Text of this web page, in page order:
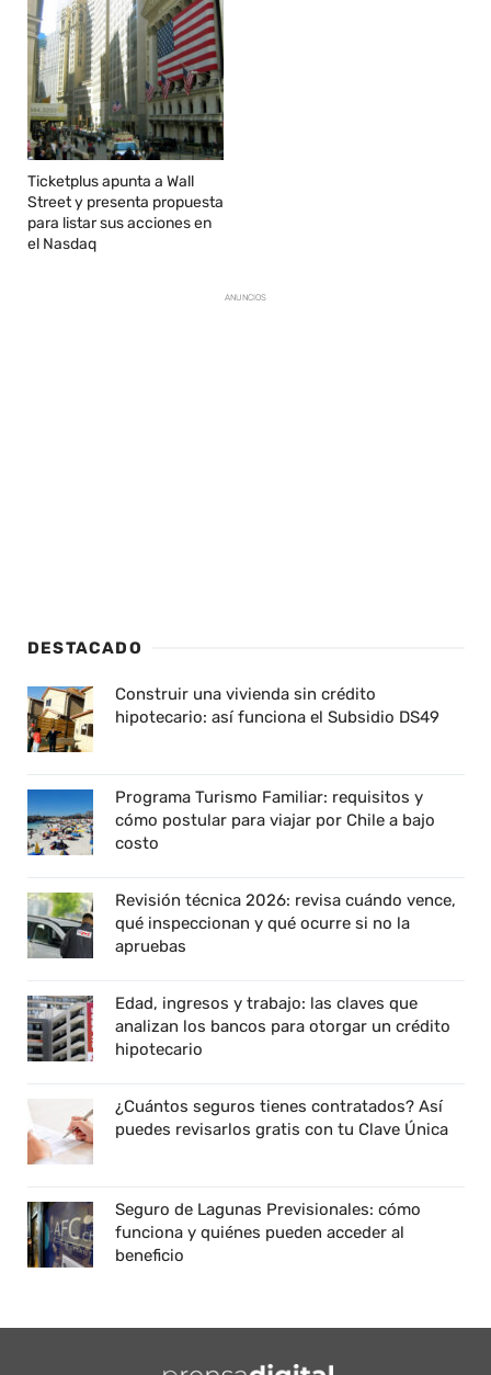
Ticketplus apunta a Wall
Street y presenta propuesta
para listar sus acciones en
el Nasdaq
ANUNCIOS
DESTACADO
Construir una vivienda sin crédito
hipotecario: así funciona el Subsidio DS49
Programa Turismo Familiar: requisitos y
cómo postular para viajar por Chile a bajo
costo
Revisión técnica 2026: revisa cuándo vence,
qué inspeccionan y qué ocurre si no la
apruebas
Edad, ingresos y trabajo: las claves que
analizan los bancos para otorgar un crédito
hipotecario
¿Cuántos seguros tienes contratados? Así
puedes revisarlos gratis con tu Clave Única
Seguro de Lagunas Previsionales: cómo
funciona y quiénes pueden acceder al
beneficio